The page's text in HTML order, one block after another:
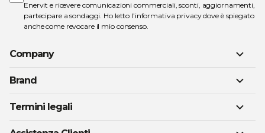
Enervit e ricevere comunicazioni commerciali, sconti, aggiornamenti,
partecipare a sondaggi. Ho letto l’informativa privacydove è spiegato
anche come revocare il mio consenso.
Company
Brand
Termini legali